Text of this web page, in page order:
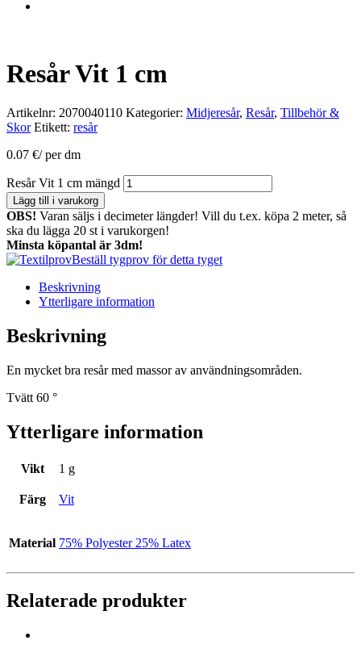
Resår Vit 1 cm
Artikelnr: 2070040110 Kategorier: Midjeresår, Resår, Tillbehör &
Skor Etikett: resår
0.07 €/ per dm
Resår Vit 1 cm mängd
Lägg till i varukorg
OBS! Varan säljs i decimeter längder! Vill du t.ex. köpa 2 meter, så
ska du lägga 20 st i varukorgen!
Minsta köpantal är 3dm!
Beställ tygprov för detta tyget
Beskrivning
Ytterligare information
Beskrivning
En mycket bra resår med massor av användningsområden.
Tvätt 60 °
Ytterligare information
Vikt 1 g
Färg Vit
Material 75% Polyester 25% Latex
Relaterade produkter